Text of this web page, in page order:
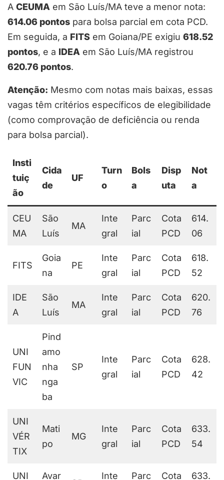
A CEUMA em São Luís/MA teve a menor nota:
614.06 pontos para bolsa parcial em cota PCD.
Em seguida, a FITS em Goiana/PE exigiu 618.52
pontos, e a IDEA em São Luís/MA registrou
620.76 pontos.
Atenção: Mesmo com notas mais baixas, essas
vagas têm critérios específicos de elegibilidade
(como comprovação de deficiência ou renda
para bolsa parcial).
Insti
tuiç
ão
Cida
de
UF
Turn
o
Bols
a
Disp
uta
Not
a
CEU
MA
São
Luís
MA
Inte
gral
Parc
ial
Cota
PCD
614.
06
FITS
Goia
na
PE
Inte
gral
Parc
ial
Cota
PCD
618.
52
IDE
A
São
Luís
MA
Inte
gral
Parc
ial
Cota
PCD
620.
76
UNI
FUN
VIC
Pind
amo
nha
nga
ba
SP
Inte
gral
Parc
ial
Cota
PCD
628.
42
UNI
VÉR
TIX
Mati
po
MG
Inte
gral
Parc
ial
Cota
PCD
633.
54
UNI
Avar
Inte
Parc
Cota
633.